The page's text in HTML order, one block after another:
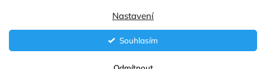
Nastavení
Souhlasím